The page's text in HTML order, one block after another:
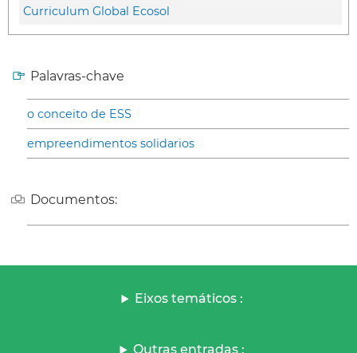
Curriculum Global Ecosol
Palavras-chave
o conceito de ESS
empreendimentos solidarios
Documentos:
Eixos temáticos :
Outras entradas :